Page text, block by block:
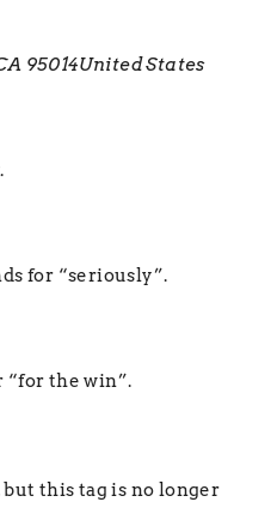
95014United States
.
for “seriously”.
“for the win”.
but this tag is no longer